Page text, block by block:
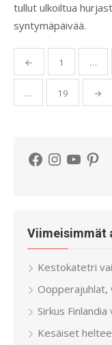
tullut ulkoiltua
syntymäpäivää.
Artikkelien
sivutus
← 1 …
… 19 →
Facebook
Instagram
YouTube
Viimeisimmät
Kestokatetri
Oopperajuhlat,
Sirkus
Kesäiset